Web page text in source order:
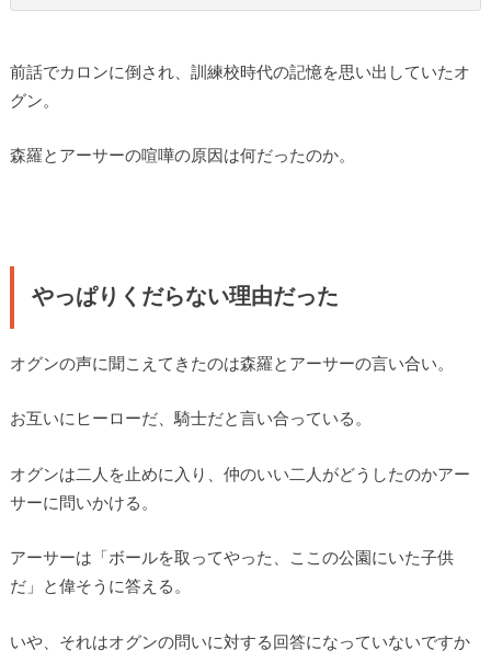
前話でカロンに倒され、訓練校時代の記憶を思い出していたオ
グン。
森羅とアーサーの喧嘩の原因は何だったのか。
やっぱりくだらない理由だった
オグンの声に聞こえてきたのは森羅とアーサーの言い合い。
お互いにヒーローだ、騎士だと言い合っている。
オグンは二人を止めに入り、仲のいい二人がどうしたのかアー
サーに問いかける。
アーサーは「ボールを取ってやった、ここの公園にいた子供
だ」と偉そうに答える。
いや、それはオグンの問いに対する回答になっていないですか